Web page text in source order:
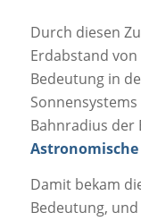
Durch diesen
Erdabstand
Bedeutung in
Bahnradius der
Astronomische
Damit bekam
Bedeutung,